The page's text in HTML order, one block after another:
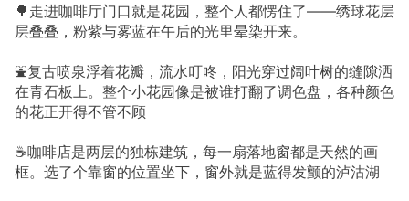
🌳走进咖啡厅门口就是花园，整个人都愣住了——绣球花层
层叠叠，粉紫与雾蓝在午后的光里晕染开来。
⛲复古喷泉浮着花瓣，流水叮咚，阳光穿过阔叶树的缝隙洒
在青石板上。整个小花园像是被谁打翻了调色盘，各种颜色
的花正开得不管不顾
☕咖啡店是两层的独栋建筑，每一扇落地窗都是天然的画
框。选了个靠窗的位置坐下，窗外就是蓝得发颤的泸沽湖